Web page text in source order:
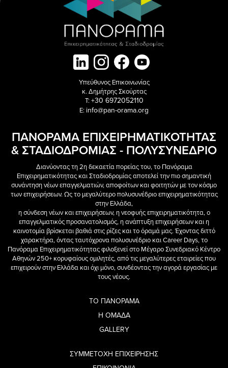
Υπεύθυνος Επικοινωνίας
κ. Δημήτρης Σκούρτας
T: +30 6972052110
E: info@pan-orama.org
ΠΑΝΟΡΑΜΑ ΕΠΙΧΕΙΡΗΜΑΤΙΚΟΤΗΤΑΣ
& ΣΤΑΔΙΟΔΡΟΜΙΑΣ - ΠΟΛΥΣΥΝΕΔΡΙΟ
Διανύοντας τη 2η δεκαετία πορείας του, το Πανόραμα
Επιχειρηματικότητας και Σταδιοδρομίας αποτελεί την πιο σημαντική
συνάντηση νέων επαγγελματιών, αποφοίτων και φοιτητών με τον κόσμο
των επιχειρήσεων. Ως το μεγαλύτερο πολυσυνέδριο επιχειρηματικότητας
στην Ελλάδα,
η σύνδεση νέων και επιχειρήσεων, η νεοφυής επιχειρηματικότητα, ο
επαγγελματικός προσανατολισμός, η ανάπτυξη επιχειρήσεων και η
καινοτομία βρίσκεται βαθιά στις ρίζες και το όραμά μας. Έχοντας διττό
χαρακτήρα, όντας ταυτόχρονα πολυσυνέδριο και Career Days, το
Πανόραμα Επιχειρηματικότητας φιλοξενεί στο Μέγαρο Συνεδριακό Κέντρο
Αθηνών 250+ κορυφαίους ομιλητές, από τις μεγαλύτερες εταιρείες που
επιχειρούν στην Ελλάδα και όχι μόνο, συνδέοντας την αγορά εργασίας με
τους νέους.
ΤΟ ΠΑΝΟΡΑΜΑ
Η ΟΜΑΔΑ
GALLERY
ΣΥΜΜΕΤΟΧΗ ΕΠΙΧΕΙΡΗΣΗΣ